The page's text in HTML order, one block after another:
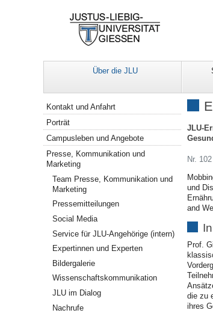
Über die JLU
JLU-
Nr.
und
and
Prof.
die zu
ihres
Navigation
Kontakt und Anfahrt
Porträt
Campusleben und Angebote
Presse, Kommunikation und
Marketing
Team Presse, Kommunikation und
Marketing
Pressemitteilungen
Social Media
Service für JLU-Angehörige (intern)
Expertinnen und Experten
Bildergalerie
Wissenschaftskommunikation
JLU im Dialog
Nachrufe